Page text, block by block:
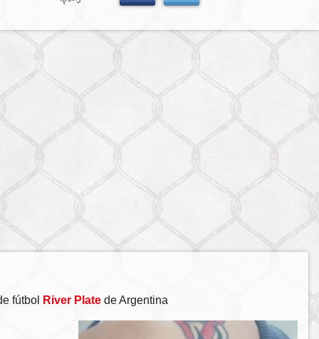
fútbol River Plate de Argentina